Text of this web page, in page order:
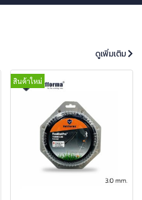
ดูเพิ่มเติม
สินค้าใหม่